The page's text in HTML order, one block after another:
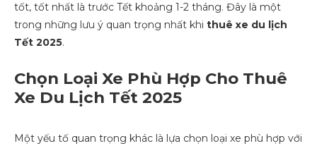
tốt, tốt nhất là trước Tết khoảng 1-2 tháng. Đây là một
trong những lưu ý quan trọng nhất khi thuê xe du lịch
Tết 2025.
Chọn Loại Xe Phù Hợp Cho Thuê
Xe Du Lịch Tết 2025
Một yếu tố quan trọng khác là lựa chọn loại xe phù hợp với